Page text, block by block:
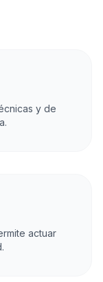
y de
actuar